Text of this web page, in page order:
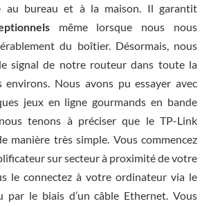
au bureau et à la maison. Il garantit
même lorsque nous nous
du boîtier. Désormais, nous
signal de notre routeur dans toute la
environs. Nous avons pu essayer avec
jeux en ligne gourmands en bande
tenons à préciser que le TP-Link
manière très simple. Vous commencez
sur secteur à proximité de votre
le connectez à votre ordinateur via le
par le biais d’un câble Ethernet. Vous